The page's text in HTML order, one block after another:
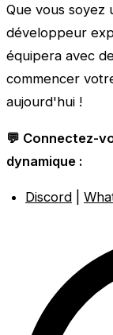
Que vous soyez
développeur
équipera avec
commencer
aujourd'hui !
💬 Connectez-
dynamique :
Discord